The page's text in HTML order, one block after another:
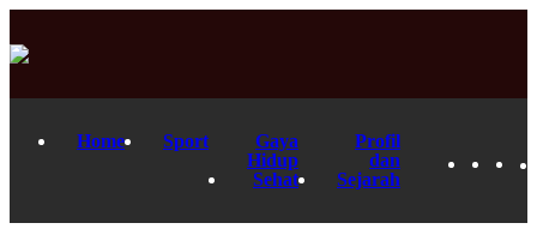
Home Sport
Gaya
Hidup
Sehat
Profil
dan
Sejarah